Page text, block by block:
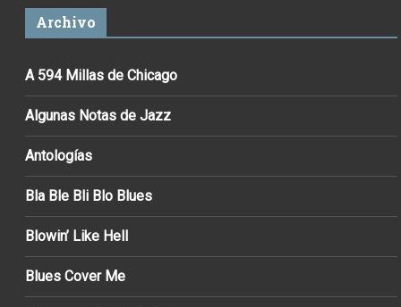
Archivo
A 594 Millas de Chicago
Algunas Notas de Jazz
Antologías
Bla Ble Bli Blo Blues
Blowin’ Like Hell
Blues Cover Me